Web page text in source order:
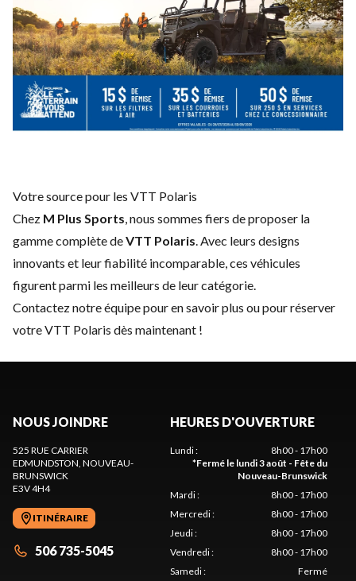
Votre source pour les VTT Polaris
Chez M Plus Sports, nous sommes fiers de proposer la
gamme complète deVTT Polaris. Avec leurs designs
innovants et leur fiabilité incomparable, ces véhicules
figurent parmi les meilleurs de leur catégorie.
Contactez notre équipepour en savoir plus ou pour réserver
votre VTT Polaris dès maintenant !
NOUS JOINDRE
525 RUE CARRIER
EDMUNDSTON, NOUVEAU-
BRUNSWICK
E3V 4H4
ITINÉRAIRE
506 735-5045
HEURES D'OUVERTURE
Lundi:
8h00 - 17h00
*Fermé le lundi 3 août - Fête du
Nouveau-Brunswick
Mardi:
8h00 - 17h00
Mercredi:
8h00 - 17h00
Jeudi:
8h00 - 17h00
Vendredi:
8h00 - 17h00
Samedi: Fermé